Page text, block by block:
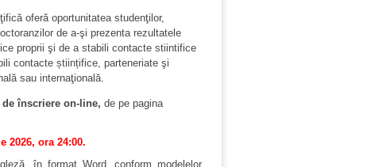
oferă oportunitatea studenţilor,
de a-şi prezenta rezultatele
proprii şi de a stabili contacte stiintifice
contacte științifice, parteneriate şi
sau internaţională.
înscriere on-line, de pe pagina
2026, ora 24:00.
în format Word, conform modelelor